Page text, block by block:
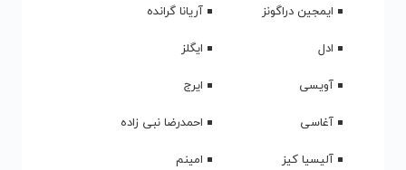
ایمجین دراگونز
آریانا گرانده
ادل
ایگلز
آویسی
ایرج
آغاسی
احمدرضا نبی زاده
آلیسیا کیز
امینم